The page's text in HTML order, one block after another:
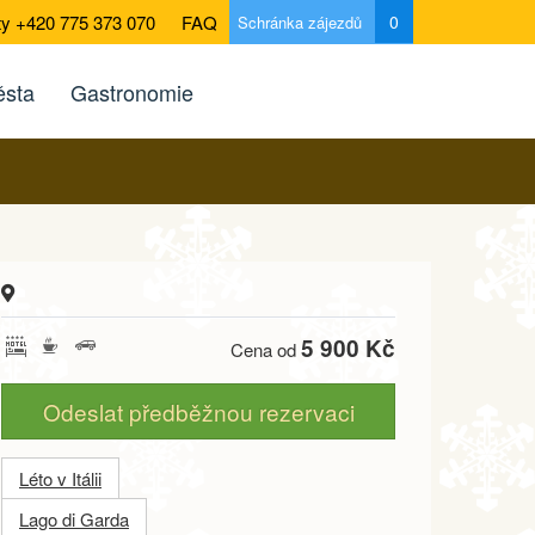
+420 775 373 070 FAQ Schránka zájezdů 0
Gastronomie
Cena od5 900 Kč
Odeslat předběžnou rezervaci
Léto v Itálii
Lago di Garda